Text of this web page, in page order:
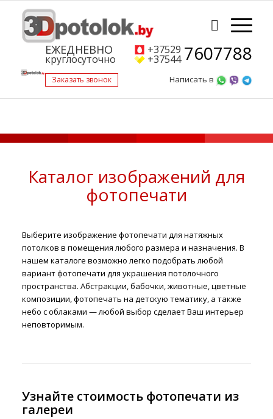
ЕЖЕДНЕВНО
круглосуточно
Заказать звонок
+37529
+37544 7607788
Написать в
Каталог изображений для
фотопечати
Выберите изображение фотопечати для натяжных
потолков в помещения любого размера и назначения. В
нашем каталоге возможно легко подобрать любой
вариант фотопечати для украшения потолочного
пространства. Абстракции, бабочки, животные, цветные
композиции, фотопечать на детскую тематику, а также
небо с облаками — любой выбор сделает Ваш интерьер
неповторимым.
Узнайте стоимость фотопечати из
галереи